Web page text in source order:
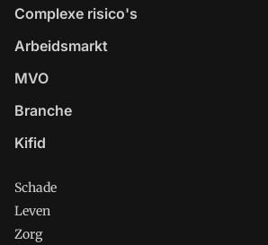
Complexe risico's
Arbeidsmarkt
MVO
Branche
Kifid
Schade
Leven
Zorg